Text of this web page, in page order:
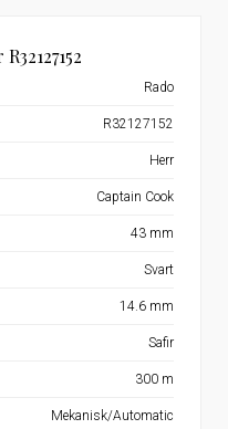
Rado
R32127152
Herr
Captain Cook
43 mm
Svart
14.6 mm
Safir
300 m
Mekanisk/Automatic